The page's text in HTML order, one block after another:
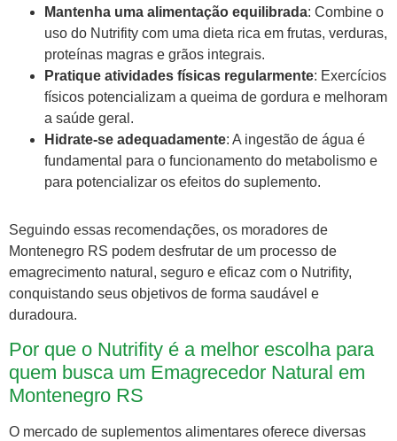
Mantenha uma alimentação equilibrada: Combine o
uso do Nutrifity com uma dieta rica em frutas, verduras,
proteínas magras e grãos integrais.
Pratique atividades físicas regularmente: Exercícios
físicos potencializam a queima de gordura e melhoram
a saúde geral.
Hidrate-se adequadamente: A ingestão de água é
fundamental para o funcionamento do metabolismo e
para potencializar os efeitos do suplemento.
Seguindo essas recomendações, os moradores de
Montenegro RS podem desfrutar de um processo de
emagrecimento natural, seguro e eficaz com o Nutrifity,
conquistando seus objetivos de forma saudável e
duradoura.
Por que o Nutrifity é a melhor escolha para
quem busca um Emagrecedor Natural em
Montenegro RS
O mercado de suplementos alimentares oferece diversas